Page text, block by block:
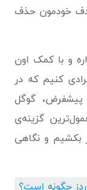
خودمون حذف
و با کمک اون
کنیم که در
پیشفرض، گوگل
گزینه‌ی
بکشیم و نگاهی
چگونه است؟